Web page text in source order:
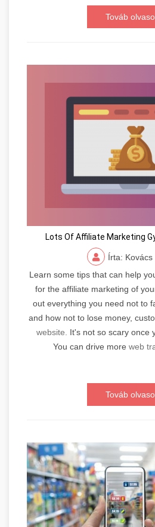
Továb
Lots Of Affiliate Marketing
Írta: Kovács
Learn some tips that can help
for the affiliate marketing of
out everything you need not to
and how not to lose money,
website.
It's not so scary once
You can drive more web
Továb